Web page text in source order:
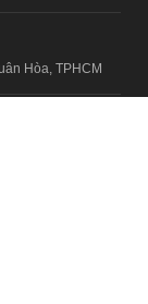
Hòa, TPHCM